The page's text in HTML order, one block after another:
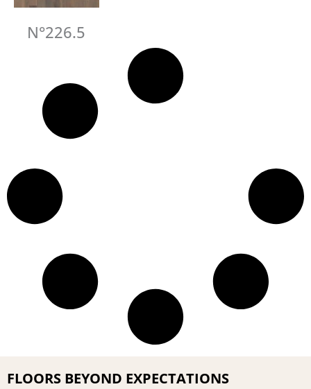
N°226.5
FLOORS BEYOND EXPECTATIONS